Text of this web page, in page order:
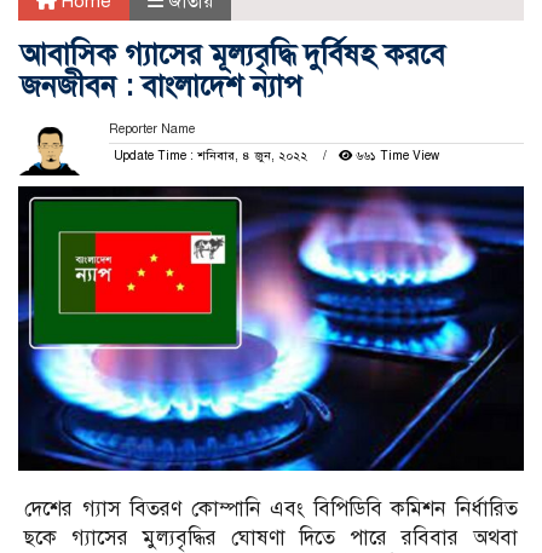
আবাসিক গ্যাসের মূল্যবৃদ্ধি দুর্বিষহ করবে
জনজীবন : বাংলাদেশ ন্যাপ
Reporter Name
Update Time : শনিবার, ৪ জুন, ২০২২
৬৬১ Time View
দেশের গ্যাস বিতরণ কোম্পানি এবং বিপিডিবি কমিশন নির্ধারিত
ছকে গ্যাসের মুল্যবৃদ্ধির ঘোষণা দিতে পারে রবিবার অথবা